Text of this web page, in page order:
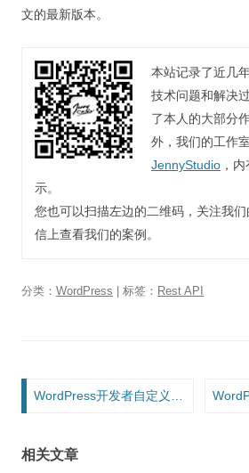
文的最新版本。
本站记录了近几
技术问题和解决
了本人的大部分
外，我们的工作
JennyStudio ，
示。
您也可以扫描左边的二维码，关注我
信上查看我们的案例。
分类： WordPress | 标签： Rest API
文章导航 WordPress开发者自定义附件上传目录的几种方式
相关文章